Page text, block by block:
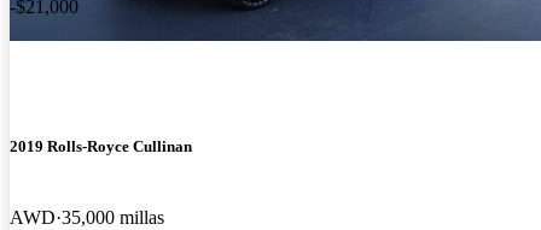
-$21,000
2019 Rolls-Royce Cullinan
AWD 35,000 millas